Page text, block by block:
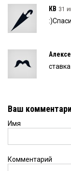
КВ 31
Ваш
Имя
Комментарий